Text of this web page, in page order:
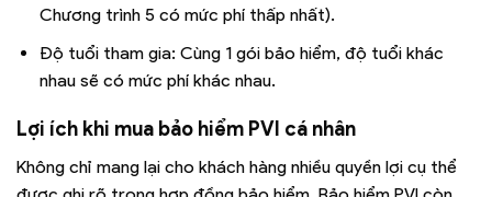
Chương trình 5 có mức phí thấp nhất).
Độ tuổi tham gia: Cùng 1 gói bảo hiểm, độ tuổi khác
nhau sẽ có mức phí khác nhau.
Lợi ích khi mua bảo hiểm PVI cá nhân
Không chỉ mang lại cho khách hàng nhiều quyền lợi cụ thể